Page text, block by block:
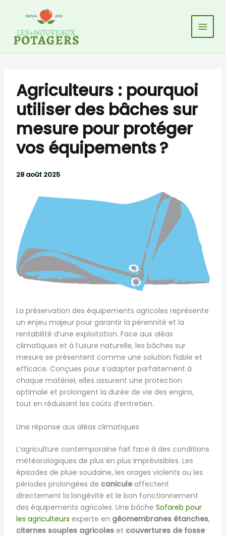
contenu
Agriculteurs : pourquoi
utiliser des bâches sur
mesure pour protéger
vos équipements ?
28 août 2025
La préservation des équipements agricoles représente
un enjeu majeur pour garantir la pérennité et la
rentabilité d’une exploitation. Face aux aléas
climatiques et à l’usure naturelle, les bâches sur
mesure se présentent comme une solution fiable et
efficace. Conçues pour s’adapter parfaitement à
chaque matériel, elles assurent une protection
optimale et prolongent la durée de vie des engins,
tout en réduisant les coûts d’entretien.
Une réponse aux aléas climatiques
L’agriculture contemporaine fait face à des conditions
météorologiques de plus en plus imprévisibles. Les
épisodes de pluie soudaine, les orages violents ou les
périodes prolongées de caniculeaffectent
directement la longévité et le bon fonctionnement
des équipements agricoles. Une bâche Sofareb pour
les agriculteurs experte en géomembranes étanches,
citernes souples agricoleset couvertures de fosse